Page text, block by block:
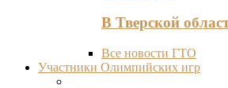
В Тверской
Все новости ГТО
Участники Олимпийских игр